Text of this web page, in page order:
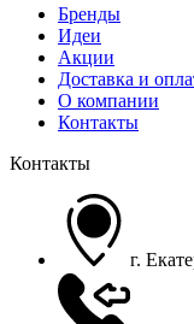
Бренды
Идеи
Акции
Доставка и
О компании
Контакты
Контакты
г.